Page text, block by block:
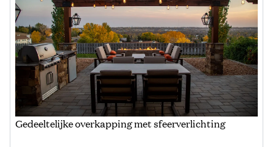
Gedeeltelijke overkapping met sfeerverlichting